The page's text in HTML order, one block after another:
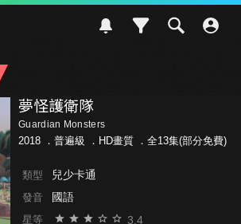
夢怪護衛隊
Guardian Monsters
2018 ． 普遍級 ．HD畫質 ．全13集(部分免費)
類型 兒少卡通
發音 國語
星等 3.4